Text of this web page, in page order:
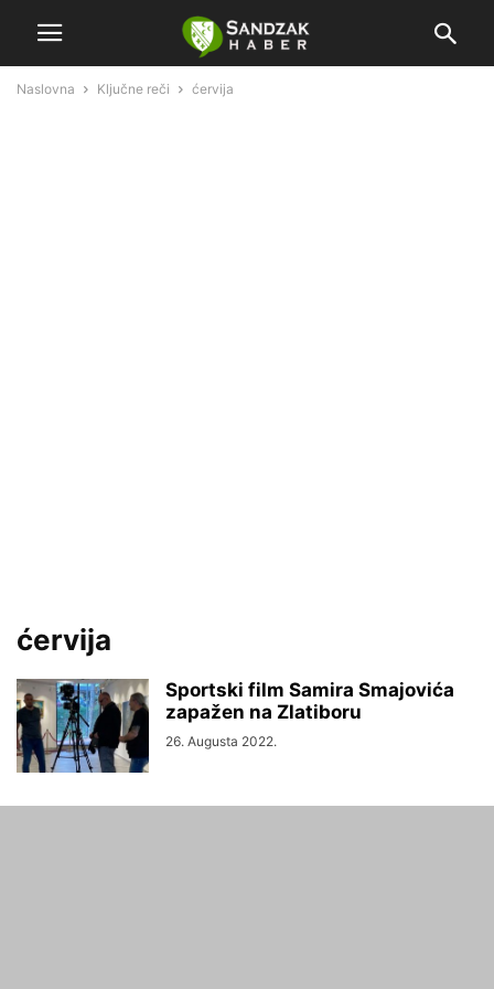
Naslovna Ključne reči ćervija
ćervija
Sportski film Samira Smajovića
zapažen na Zlatiboru
26. Augusta 2022.